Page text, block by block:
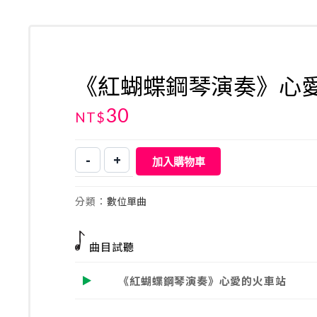
《紅蝴蝶鋼琴演奏》心
NT$30
-
《紅
蝶
琴
演
心
+ 加入購物車
分類： 數位單曲
曲目試聽
《紅蝴蝶鋼琴演奏》心愛的火車站